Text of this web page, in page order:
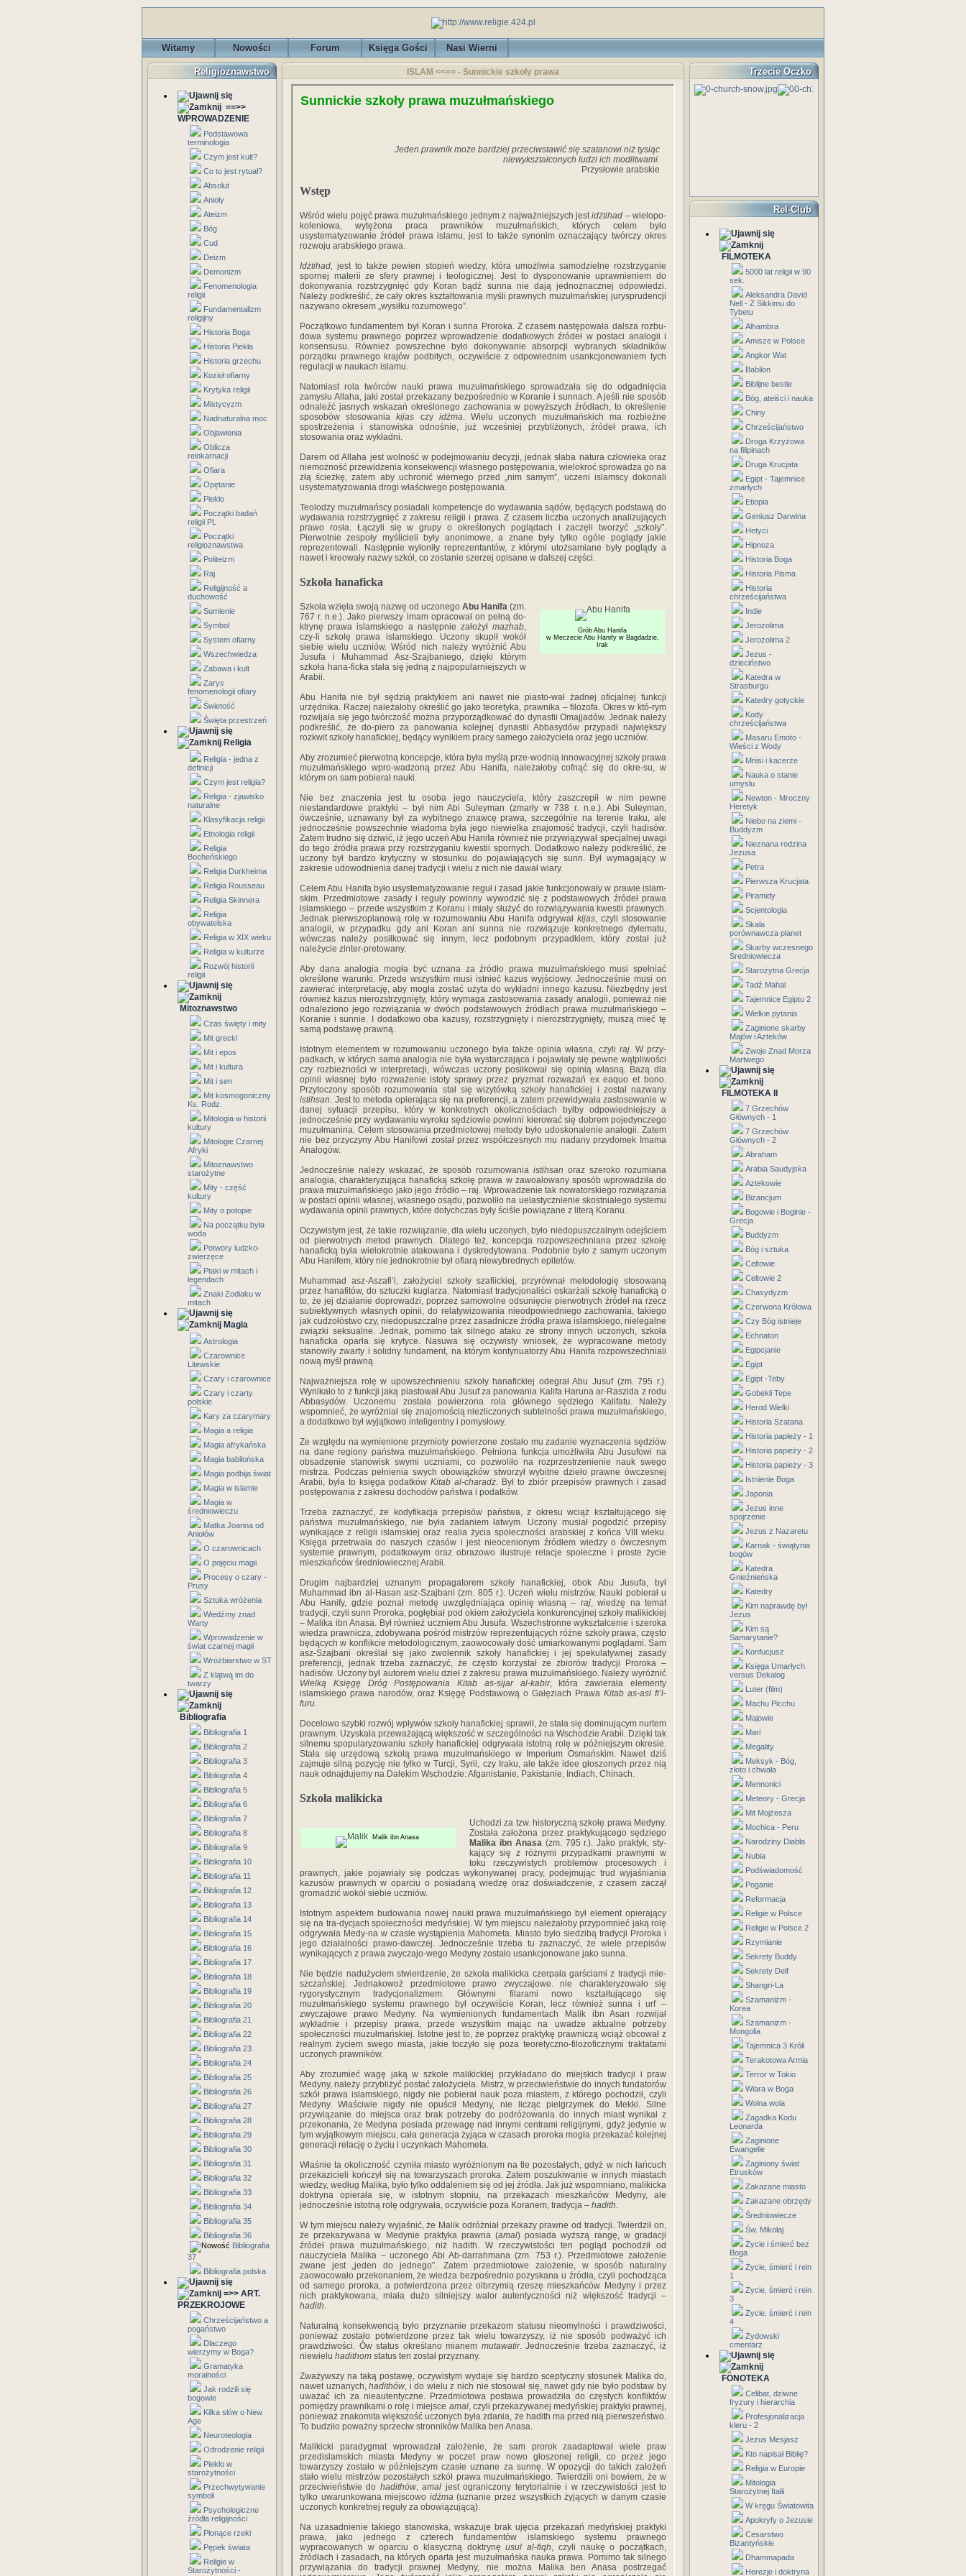
Witamy Nowości Forum Księga Gości Nasi Wierni
Religioznawstwo
==>>
WPROWADZENIE
Podstawowa
terminologia
Czym jest kult?
Co to jest rytuał?
Absolut
Anioły
Ateizm
Bóg
Cud
Deizm
Demonizm
Fenomenologia
religii
Fundamentalizm
religijny
Historia Boga
Historia Piekła
Historia grzechu
Kozioł ofiarny
Krytyka religii
Mistycyzm
Nadnaturalna moc
Objawienia
Oblicza
reinkarnacji
Ofiara
Opętanie
Piekło
Początki badań
religii PL
Początki
religioznawstwa
Politeizm
Raj
Religijność a
duchowość
Sumienie
Symbol
System ofiarny
Wszechwiedza
Zabawa i kult
Zarys
fenomenologii ofiary
Świetość
Święta przestrzeń
Religia
Religia - jedna z
definicji
Czym jest religia?
Religia - zjawisko
naturalne
Klasyfikacja religii
Etnologia religii
Religia
Bocheńskiego
Religia Durkheima
Religia Rousseau
Religia Skinnera
Religia
obywatelska
Religia w XIX wieku
Religia w kulturze
Rozwój historii
religii
Mitoznawstwo
Czas święty i mity
Mit grecki
Mit i epos
Mit i kultura
Mit i sen
Mit kosmogoniczny
Ks. Rodz.
Mitologia w historii
kultury
Mitologie Czarnej
Afryki
Mitoznawstwo
starożytne
Mity - część
kultury
Mity o potopie
Na początku była
woda
Potwory ludzko-
zwierzęce
Ptaki w mitach i
legendach
Znaki Zodiaku w
mitach
Magia
Astrologia
Czarownice
Litewskie
Czary i czarownice
Czary i czarty
polskie
Kary za czarymary
Magia a religia
Magia afrykańska
Magia babilońska
Magia podbija świat
Magia w islamie
Magia w
średniowieczu
Matka Joanna od
Aniołów
O czarownicach
O pojęciu magii
Procesy o czary -
Prusy
Sztuka wróżenia
Wiedźmy znad
Warty
Wprowadzenie w
świat czarnej magii
Wróżbiarstwo w ST
Z klątwą im do
twarzy
Bibliografia
Bibliografia 1
Bibliografia 2
Bibliografia 3
Bibliografia 4
Bibliografia 5
Bibliografia 6
Bibliografia 7
Bibliografia 8
Bibliografia 9
Bibliografia 10
Bibliografia 11
Bibliografia 12
Bibliografia 13
Bibliografia 14
Bibliografia 15
Bibliografia 16
Bibliografia 17
Bibliografia 18
Bibliografia 19
Bibliografia 20
Bibliografia 21
Bibliografia 22
Bibliografia 23
Bibliografia 24
Bibliografia 25
Bibliografia 26
Bibliografia 27
Bibliografia 28
Bibliografia 29
Bibliografia 30
Bibliografia 31
Bibliografia 32
Bibliografia 33
Bibliografia 34
Bibliografia 35
Bibliografia 36
Bibliografia
37
Bibliografia polska
=>> ART.
PRZEKROJOWE
Chrześcijaństwo a
pogaństwo
Dlaczego
wierzymy w Boga?
Gramatyka
moralności
Jak rodzili się
bogowie
Kilka słów o New
Age
Neuroteologia
Odrodzenie religii
Piekło w
starożytności
Przechwytywanie
symboli
Psychologiczne
źródła religijności
Płonące rzeki
Pępek świata
Religie w
Starożytności -
ISLAM <<== - Sunnickie szkoły prawa
Sunnickie szkoły prawa muzułmańskiego
Jeden prawnik może bardziej przeciwstawić się szatanowi niż tysiąc
niewykształconych ludzi ich modlitwami.
Przysłowie arabskie
Wstęp
Wśród wielu pojęć prawa muzułmańskiego jednym z najważniejszych jestidżtihad – wielopo-
koleniowa, wytężona praca prawników muzułmańskich, których celem było
usystematyzowanie źródeł prawa islamu, jest to także synonim oznaczający twórczy okres
rozwoju arabskiego prawa.
Idżtihad, jest to także pewien stopień wiedzy, która umożliwia samodzielne rozstrzyganie
spornej materii ze sfery prawnej i teologicznej. Jest to dysponowanie uprawnieniem do
dokonywania rozstrzygnięć gdy Koran bądź sunna nie dają jednoznacznej odpowiedzi.
Należy podkreślić, że cały okres kształtowania myśli prawnych muzułmańskiej jurysprudencji
nazywano okresem „wysiłku rozumowego”.
Początkowo fundamentem był Koran i sunna Proroka. Z czasem następowała dalsza rozbu-
dowa systemu prawnego poprzez wprowadzenie dodatkowych źródeł w postaci analogii i
konsensusu. Również powszechne było dokonywanie absorpcji wybranych składników
porządku prawnego krajów podbitych, oczywiście z odpowiednim usankcjonowaniem tych
regulacji w naukach islamu.
Natomiast rola twórców nauki prawa muzułmańskiego sprowadzała się do odgadnięcia
zamysłu Allaha, jaki został przekazany bezpośrednio w Koranie i sunnach. A jeśli nie sposób
odnaleźć jasnych wskazań określonego zachowania w powyższych źródłach, to określenie
sposobów stosowaniakijas czy idżma. Wielu uczonych muzułmańskich ma rozbieżne
spostrzeżenia i stanowiska odnośnie, już wcześniej przybliżonych, źródeł prawa, ich
stosowania oraz wykładni.
Darem od Allaha jest wolność w podejmowaniu decyzji, jednak słaba natura człowieka oraz
niemożność przewidzenia konsekwencji własnego postępowania, wielokroć sprowadza go na
złą ścieżkę, zatem aby uchronić wiernego przed „nim samym”, uczeni islamscy dokonali
usystematyzowania drogi właściwego postępowania.
Teolodzy muzułmańscy posiadali kompetencje do wydawania sądów, będących podstawą do
wydawania rozstrzygnięć z zakresu religii i prawa. Z czasem liczba uczonych analizujących
prawo rosła. Łączyli się w grupy o określonych poglądach i zaczęli tworzyć „szkoły”.
Pierwotnie zespoły myślicieli były anonimowe, a znane były tylko ogóle poglądy jakie
reprezentowali. Następnie wyłoniły reprezentantów, z którymi utożsamiane były poglądy a
nawet i kreowały nazwy szkół, co zostanie szerzej opisane w dalszej części.
Szkoła hanaficka
Grób Abu Hanifa
w Meczecie Abu Hanify w Bagdadzie,
Irak
Szkoła wzięła swoją nazwę od uczonego Abu Hanifa (zm.
767 r. n.e.). Jako pierwszy imam opracował on pełną do-
ktrynę prawa islamskiego a następnie założył mazhab,
czy-li szkołę prawa islamskiego. Uczony skupił wokół
siebie wielu uczniów. Wśród nich należy wyróżnić Abu
Jusufa i Muhammad Asz-Szajbaniego, dzięki którym
szkoła hana-ficka stała się jedną z najpopularniejszych w
Arabii.
Abu Hanifa nie był sędzią praktykiem ani nawet nie piasto-wał żadnej oficjalnej funkcji
urzędnika. Raczej należałoby określić go jako teoretyka, prawnika – filozofa. Okres w któ-rym
rozwijała się jego twórczość można przyporządkować do dynastii Omajjadów. Jednak należy
podkreślić, że do-piero za panowania kolejnej dynastii Abbasydów przypadł największy
rozkwit szkoły hanafickiej, będący wynikiem pracy samego założyciela oraz jego uczniów.
Aby zrozumieć pierwotną koncepcje, która była myślą prze-wodnią innowacyjnej szkoły prawa
muzułmańskiego wpro-wadzoną przez Abu Hanifa, należałoby cofnąć się do okre-su, w
którym on sam pobierał nauki.
Nie bez znaczenia jest tu osoba jego nauczyciela, który zaszczepił w nim pewne
niestandardowe praktyki – był nim Abi Suleyman (zmarły w 738 r. n.e.). Abi Suleyman,
ówcześnie, uznawany był za wybitnego znawcę prawa, szczególnie na terenie Iraku, ale
jednocześnie powszechnie wiadoma była jego niewielka znajomość tradycji, czyli hadisów.
Zatem trudno się dziwić, iż jego uczeń Abu Hanifa również nie przywiązywał specjalnej uwagi
do tego źródła prawa przy rozstrzyganiu kwestii spornych. Dodatkowo należy podkreślić, że
uczony był bardzo krytyczny w stosunku do pojawiających się sunn. Był wymagający w
zakresie udowodnienia danej tradycji i wielu z nich nie dawał wiary.
Celem Abu Hanifa było usystematyzowanie reguł i zasad jakie funkcjonowały w prawie islam-
skim. Przedmiotowe zasady i reguły powinny wywodzić się z podstawowych źródeł prawa
islamskiego – przede wszystkim z Koranu i miały służyć do rozwiązywania kwestii prawnych.
Jednak pierwszoplanową rolę w rozumowaniu Abu Hanifa odgrywałkijas, czyli stosowanie
analogii, w przypadku gdy ani Koran ani sunna nie rozwiązuje konkretnego dylematu,
wówczas należy posiłkować się innym, lecz podobnym przypadkiem, który został już
należycie zinter-pretowany.
Aby dana analogia mogła być uznana za źródło prawa muzułmańskiego musi spełniać
określone warunki. Przede wszystkim musi istnieć kazus wyjściowy. Jednocześnie musi on
zawierać interpretację, aby mogła zostać użyta do wykładni innego kazusu. Niezbędny jest
również kazus nierozstrzygnięty, który wymaga zastosowania zasady analogii, ponieważ nie
odnaleziono jego rozwiązania w dwóch podstawowych źródłach prawa muzułmańskiego –
Koranie i sunnie. I dodatkowo oba kazusy, rozstrzygnięty i nierozstrzygnięty, muszą mieć tę
samą podstawę prawną.
Istotnym elementem w rozumowaniu uczonego była także opinia własna, czyli raj. W przy-
padkach, w których sama analogia nie była wystarczająca i pojawiały się pewne wątpliwości
czy rozbieżności w interpretacji, wówczas uczony posiłkował się opinią własną. Bazą dla
opinii własnej było rozważenie istoty sprawy przez pryzmat rozważań ex eaquo et bono.
Przytoczony sposób rozumowania stał się wizytówką szkoły hanafickiej i został nazwany
istihsan. Jest to metoda opierająca się na preferencji, a zatem przewidywała zastosowanie w
danej sytuacji przepisu, który w konkretnych okolicznościach byłby odpowiedniejszy a
jednocześnie przy wydawaniu wyroku sędziowie powinni kierować się dobrem pojedynczego
muzułmanina. Celem stosowania przedmiotowej metody było udoskonalenie analogii. Zatem
nie bez przyczyny Abu Hanifowi został przez współczesnych mu nadany przydomek Imama
Analogów.
Jednocześnie należy wskazać, że sposób rozumowania istihsan oraz szeroko rozumiana
analogia, charakteryzująca hanaficką szkołę prawa w zawoalowany sposób wprowadziła do
prawa muzułmańskiego jako jego źródło – raj. Wprowadzenie tak nowatorskiego rozwiązania
w postaci opinii własnej, własnego osądu, pozwoliło na uelastycznienie skostniałego systemu
wydawania opinii prawnych, które dotychczas były ściśle powiązane z literą Koranu.
Oczywistym jest, że takie rozwiązanie, dla wielu uczonych, było niedopuszczalnym odejściem
od pierwotnych metod prawnych. Dlatego też, koncepcja rozpowszechniana przez szkołę
hanaficką była wielokrotnie atakowana i dyskredytowana. Podobnie było z samym uczonym
Abu Hanifem, który nie jednokrotnie był ofiarą niewybrednych epitetów.
Muhammad asz-Aszafi’i, założyciel szkoły szafiickiej, przyrównał metodologię stosowaną
przez hanafitów, do sztuczki kuglarza. Natomiast tradycjonaliści oskarżali szkołę hanaficką o
to, że jej działanie doprowadzi, poprzez samowolne odsunięcie pierwotnych źródeł na rzecz
subiektywnych własnych opinii, do relatywizowania nieodpowiedniego zachowania, takiego
jak cudzołóstwo czy, niedopuszczalne przez zasadnicze źródła prawa islamskiego, nielegalne
związki seksualne. Jednak, pomimo tak silnego ataku ze strony innych uczonych, szkoła
hanaficka oparła się krytyce. Nasuwa się oczywisty wniosek, że wypracowane metody
stanowiły zwarty i solidny fundament, na którym kontynuatorzy Abu Hanifa rozpowszechniali
nową myśl prawną.
Najważniejsza rolę w upowszechnieniu szkoły hanafickiej odegrał Abu Jusuf (zm. 795 r.).
Wynikało to z funkcji jaką piastował Abu Jusuf za panowania Kalifa Haruna ar-Raszida z rodu
Abbasydów. Uczonemu została powierzona rola głównego sędziego Kalifatu. Należy
wspomnieć, że wyróżniał się znajomością niezliczonych subtelności prawa muzułmańskiego,
a dodatkowo był wyjątkowo inteligentny i pomysłowy.
Ze względu na wymienione przymioty powierzone zostało mu zadanie wyznaczenia sędziów
na dane regiony państwa muzułmańskiego. Pełniona funkcja umożliwiła Abu Jusufowi na
obsadzenie stanowisk swymi uczniami, co pozwoliło na rozprzestrzenienie nauk swego
mistrza. Podczas pełnienia swych obowiązków stworzył wybitne dzieło prawne ówczesnej
Arabii, była to księga podatków Kitab al-charadż. Był to zbiór przepisów prawnych i zasad
postępowania z zakresu dochodów państwa i podatków.
Trzeba zaznaczyć, że kodyfikacja przepisów państwa, z okresu wciąż kształtującego się
państwa muzułmańskiego, nie była zadaniem łatwym. Uczony musiał pogodzić przepisy
wynikające z religii islamskiej oraz realia życia społeczności arabskiej z końca VIII wieku.
Księga przetrwała do naszych czasów i jest nieocenionym źródłem wiedzy o ówczesnym
systemie prawnym, podatkowym oraz obrazowo ilustruje relacje społeczne i proste życie
mieszkańców średniowiecznej Arabii.
Drugim najbardziej uznanym propagatorem szkoły hanafickiej, obok Abu Jusufa, był
Muhammad ibn al-Hasan asz-Szajbani (zm. 805 r.). Uczeń wielu mistrzów. Nauki pobierał u
Abu Hanify, gdzie poznał metodę uwzględniająca opinię własną – raj, wiedzę na temat
tradycji, czyli sunn Proroka, pogłębiał pod okiem założyciela konkurencyjnej szkoły malikickiej
– Malika ibn Anasa. Był również uczniem Abu Jusufa. Wszechstronne wykształcenie i szeroka
wiedza prawnicza, zdobywana pośród mistrzów reprezentujących różne szkoły prawa, często
będących w konflikcie metodologicznym, zaowocowały dość umiarkowanymi poglądami. Sam
asz-Szajbani określał się jako zwolennik szkoły hanafickiej i jej spekulatywnej zasady
preferencji, jednak trzeba zaznaczyć, że często korzystał ze zbiorów tradycji Proroka –
hadisów. Uczony był autorem wielu dzieł z zakresu prawa muzułmańskiego. Należy wyróżnić
Wielką Księgę Dróg Postępowania
Kitab as-sijar al-kabir, która zawierała elementy
islamskiego prawa narodów, oraz Księgę Podstawową o Gałęziach Prawa Kitab as-asl fi’l-
furu.
Docelowo szybki rozwój wpływów szkoły hanafickiej sprawił, że stała się dominującym nurtem
prawnym. Uzyskała przeważającą większość w szczególności na Wschodzie Arabii. Dzięki tak
silnemu spopularyzowaniu szkoły hanafickiej odgrywała istotną rolę w późniejszym okresie.
Stała się urzędową szkołą prawa muzułmańskiego w Imperium Osmańskim. Nawet dziś
zajmuje silną pozycję nie tylko w Turcji, Syrii, czy Iraku, ale także idee głoszonych przez nią
nauk odnajdujemy na Dalekim Wschodzie: Afganistanie, Pakistanie, Indiach, Chinach.
Szkoła malikicka
Malik ibn Anasa
Uchodzi za tzw. historyczną szkołę prawa Medyny.
Została założona przez praktykującego sędziego
Malika ibn Anasa(zm. 795 r.). Jako praktyk, sty-
kający się z różnymi przypadkami prawnymi w
toku rzeczywistych problemów procesowych i
prawnych, jakie pojawiały się podczas wykonywanej pracy, podejmując trud wyjaśniania
kazusów prawnych w oparciu o posiadaną wiedzę oraz doświadczenie, z czasem zaczął
gromadzić wokół siebie uczniów.
Istotnym aspektem budowania nowej nauki prawa muzułmańskiego był element opierający
się na tra-dycjach społeczności medyńskiej. W tym miejscu należałoby przypomnieć jaką rolę
odgrywała Medy-na w czasie wystąpienia Mahometa. Miasto było siedzibą tradycji Proroka i
jego działalności prawo-dawczej. Jednocześnie trzeba tu zaznaczyć, że wiele przepisów
wynikających z prawa zwyczajo-wego Medyny zostało usankcjonowane jako sunna.
Nie będzie nadużyciem stwierdzenie, że szkoła malikicka czerpała garściami z tradycji mie-
szczańskiej. Jednakowoż przedmiotowe prawo zwyczajowe. nie charakteryzowało się
rygorystycznym tradycjonalizmem. Głównymi filarami nowo kształtującego się
muzułmańskiego systemu prawnego był oczywiście Koran, lecz również sunna i urf –
zwyczajowe prawo Medyny. Na wymienionych fundamentach Malik ibn Asan rozwijał
wykładnie i przepisy prawa, przede wszystkim mając na uwadze aktualne potrzeby
społeczności muzułmańskiej. Istotne jest to, że poprzez praktykę prawniczą wciąż obcował z
realnym życiem swego miasta, jakie toczyło się poza teoretyczno-filozoficznymi traktatami
uczonych prawników.
Aby zrozumieć wagę jaką w szkole malikickiej przykładano do miejskich tradycji i praw
Medyny, należy przybliżyć postać założyciela. Mistrz, w przeciwieństwie do innych fundatorów
szkół prawa islamskiego, nigdy nie pobierał nauk poza miastem, z którego pochodził, czyli
Medyny. Właściwie nigdy nie opuścił Medyny, nie licząc pielgrzymek do Mekki. Silne
przywiązanie do miejsca oraz brak potrzeby do podróżowania do innych miast wynikał z
przekonania, że Medyna posiada przewagę nad innymi centrami religijnymi, gdyż jedynie w
tym wyjątkowym miejscu, cała generacja żyjąca w czasach proroka mogła przekazać kolejnej
generacji relację o życiu i uczynkach Mahometa.
Właśnie ta okoliczność czyniła miasto wyróżnionym na tle pozostałych, gdyż w nich łańcuch
przekazicieli kończył się na towarzyszach proroka. Zatem poszukiwanie w innych miastach
wiedzy, według Malika, było tylko oddaleniem się od jej źródła. Jak już wspomniano, malikicka
doktryna opierała się, w istotnym stopniu, na przekazach mieszkańców Medyny, ale
jednocześnie istotną rolę odgrywała, oczywiście poza Koranem, tradycja – hadith.
W tym miejscu należy wyjaśnić, że Malik odróżniał przekazy prawne od tradycji. Twierdził on,
że przekazywana w Medynie praktyka prawna (amal) posiada wyższą rangę, w gradacji
źródeł prawa muzułmańskiego, niż hadith. W rzeczywistości ten pogląd pochodził od
nauczyciela Malika – uczonego Abi Ab-darrahmana (zm. 753 r.). Przedmiotowe założenie
zwane jest „jeden do jednego”. Zatem przedmiotowe założenie, w sposób naturalny
zaowocowało przekonaniem, że wiedza bezpośrednio pozyskana u źródła, czyli pochodząca
od samego proroka, a potwierdzona przez olbrzymią rzeszę mieszkańców Medyny i przez
nich praktykowana, miała dużo silniejszy walor autentyczności niż większość tradycji –
hadith.
Naturalną konsekwencją było przyznanie przekazom statusu nieomylności i prawdziwości,
ponieważ zostało potwierdzone przez tak wielu towarzyszy, iż nie sposób podważyć ich
prawdziwości. Ów status określano mianem mutawatir. Jednocześnie trzeba zaznaczyć, iż
niewielu hadithom status ten został przyznany.
Zważywszy na taką postawę, oczywistym wydaje się bardzo sceptyczny stosunek Malika do,
nawet uznanych,hadithów, i do wielu z nich nie stosował się, nawet gdy nie było podstaw by
uważać ich za nieautentyczne. Przedmiotowa postawa prowadziła do częstych konfliktów
pomiędzy prawnikami o rolę i miejsce amal, czyli przekazywanej medyńskiej praktyki prawnej,
ponieważ znakomita większość uczonych była zdania, że hadith ma przed nią pierwszeństwo.
To budziło poważny sprzeciw stronników Malika ben Anasa.
Malikicki paradygmat wprowadzał założenie, że sam prorok zaadaptował wiele praw
przedislamskich miasta Medyny w poczet praw nowo głoszonej religii, co przez jego
towarzyszy zostało w późniejszym czasie uznane za sunnę. W opozycji do takich założeń
stało wielu mistrzów pozostałych szkół prawa muzułmańskiego. Twierdzili oni bowiem, że w
przeciwieństwie do hadithów,amal jest ograniczony terytorialnie i w rzeczywistości jest to
tylko uwarunkowana miejscowo idżma(uznanie przez wszystkich żyjących w danym czasie
uczonych konkretnej reguły za obowiązującą).
Na uzasadnienie takiego stanowiska, wskazuje brak ujęcia przekazań medyńskiej praktyki
prawa, jako jednego z czterech fundamentów islamskiego systemu prawnego
wypracowanych w oparciu o klasyczną doktrynęusul al-fiqh, czyli naukę o początkach,
źródłach i zasadach, na których oparta jest muzułmańska nauka prawa. Pomimo tak silnego
przywiązania do tradycji prawnej Medyny, nie można Malika ben Anasa postrzegać
Trzecie Oczko
Rel-Club
FILMOTEKA
5000 lat religii w 90
sek.
Aleksandra David
Nell - Z Sikkimu do
Tybetu
Alhambra
Amisze w Polsce
Angkor Wat
Babilon
Biblijne bestie
Bóg, ateiści i nauka
Chiny
Chrześcijaństwo
Droga Krzyżowa
na filipinach
Druga Krucjata
Egipt - Tajemnice
zmarłych
Etiopia
Geniusz Darwina
Hetyci
Hipnoza
Historia Boga
Historia Pisma
Historia
chrześcijaństwa
Indie
Jerozolima
Jerozolima 2
Jezus -
dzieciństwo
Katedra w
Strasburgu
Katedry gotyckie
Kody
chrześcijaństwa
Masaru Emoto -
Wieści z Wody
Mnisi i kacerze
Nauka o stanie
umyslu
Newton - Mroczny
Heretyk
Niebo na ziemi -
Buddyzm
Nieznana rodzina
Jezusa
Petra
Pierwsza Krucjata
Piramidy
Scjentologia
Skala
porównawcza planet
Skarby wczesnego
Średniowiecza
Starożytna Grecja
Tadź Mahal
Tajemnice Egiptu 2
Wielkie pytania
Zaginione skarby
Majów i Azteków
Zwoje Znad Morza
Martwego
FILMOTEKA II
7 Grzechów
Głównych - 1
7 Grzechów
Głównych - 2
Abraham
Arabia Saudyjska
Aztekowie
Bizancjum
Bogowie i Boginie -
Grecja
Buddyzm
Bóg i sztuka
Celtowie
Celtowie 2
Chasydyzm
Czerwona Królowa
Czy Bóg istnieje
Echnaton
Egipcjanie
Egipt
Egipt -Teby
Gobekli Tepe
Herod Wielki
Historia Szatana
Historia papieży - 1
Historia papieży - 2
Historia papieży - 3
Istnienie Boga
Japonia
Jezus inne
spojrzenie
Jezus z Nazaretu
Karnak - świątynia
bogów
Katedra
Gnieźnieńska
Katedry
Kim naprawdę był
Jezus
Kim są
Samarytanie?
Konfucjusz
Księga Umarłych
versus Dekalog
Luter (film)
Machu Picchu
Majowie
Mari
Megality
Meksyk - Bóg,
złoto i chwała
Mennonici
Meteory - Grecja
Mit Mojżesza
Mochica - Peru
Narodziny Diabła
Nubia
Podświadomość
Poganie
Reformacja
Religie w Polsce
Religie w Polsce 2
Rzymianie
Sekrety Buddy
Sekrety Delf
Shangri-La
Szamanizm -
Korea
Szamanizm -
Mongolia
Tajemnica 3 Króli
Terakotowa Armia
Terror w Tokio
Wiara w Boga
Wolna wola
Zagadka Kodu
Leonarda
Zaginione
Ewangelie
Zaginiony świat
Etrusków
Zakazane miasto
Zakazane obrzędy
Średniowiecze
Św. Mikołaj
Życie i śmierć bez
Boga
Życie, śmierć i rein
1
Życie, śmierć i rein
3
Życie, śmierć i rein
4
Żydowski
cmentarz
FONOTEKA
Celibat, dziwne
fryzury i hierarchia
Profesjonalizacja
kleru - 2
Jezus Mesjasz
Kto napisał Biblię?
Religia w Europie
Mitologia
Starożytnej Italii
W kręgu Światowita
Apokryfy o Jezusie
Cesarstwo
Bizantyńskie
Dhammapada
Herezje i doktryna